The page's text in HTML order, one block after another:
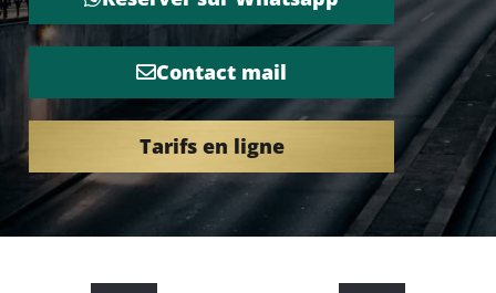
Contact mail
Tarifs en ligne